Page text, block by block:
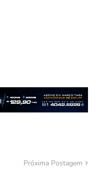
Próxima Postagem